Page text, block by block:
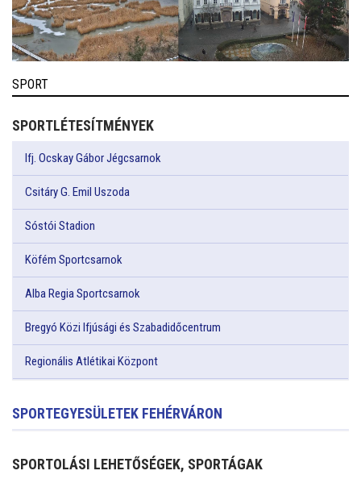
SPORT
SPORTLÉTESÍTMÉNYEK
Ifj. Ocskay Gábor Jégcsarnok
Csitáry G. Emil Uszoda
Sóstói Stadion
Köfém Sportcsarnok
Alba Regia Sportcsarnok
Bregyó Közi Ifjúsági és Szabadidőcentrum
Regionális Atlétikai Központ
SPORTEGYESÜLETEK FEHÉRVÁRON
SPORTOLÁSI LEHETŐSÉGEK, SPORTÁGAK